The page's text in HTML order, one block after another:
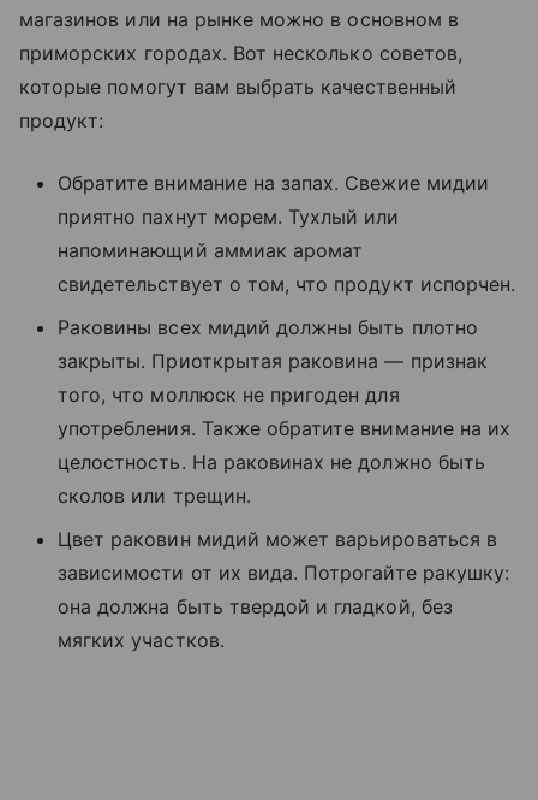
магазинов или на рынке можно в основном в
приморских городах. Вот несколько советов,
которые помогут вам выбрать качественный
продукт:
Обратите внимание на запах. Свежие мидии
приятно пахнут морем. Тухлый или
напоминающий аммиак аромат
свидетельствует о том, что продукт испорчен.
Раковины всех мидий должны быть плотно
закрыты. Приоткрытая раковина — признак
того, что моллюск не пригоден для
употребления. Также обратите внимание на их
целостность. На раковинах не должно быть
сколов или трещин.
Цвет раковин мидий может варьироваться в
зависимости от их вида. Потрогайте ракушку:
она должна быть твердой и гладкой, без
мягких участков.